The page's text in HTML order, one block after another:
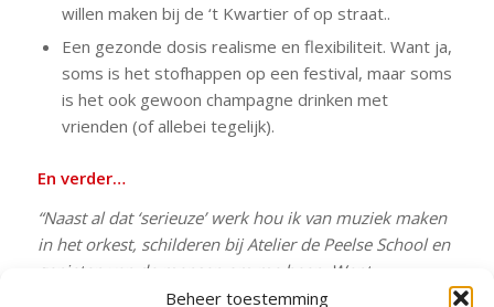
Beheer toestemming
willen maken bij de ‘t Kwartier of op straat..
Een gezonde dosis realisme en flexibiliteit. Want ja,
soms is het stofhappen op een festival, maar soms
is het ook gewoon champagne drinken met
vrienden (of allebei tegelijk).
En verder…
“Naast al dat ‘serieuze’ werk hou ik van muziek maken
in het orkest, schilderen bij Atelier de Peelse School en
genieten van de mensen om me heen. Want
uiteindelijk draait het om samen lachen, samen